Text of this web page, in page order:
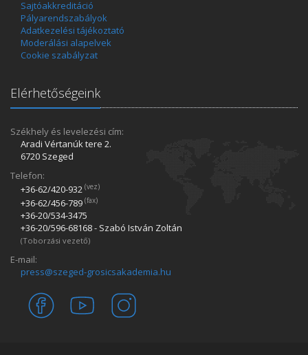
Sajtóakkreditáció
Pályarendszabályok
Adatkezelési tájékoztató
Moderálási alapelvek
Cookie szabályzat
Elérhetőségeink
Székhely és levelezési cím:
Aradi Vértanúk tere 2.
6720 Szeged
Telefon:
+36-62/420­-932 (vez)
+36-62/456­-789 (fax)
+36-20/534­-3475
+36-20/596­-68168 - Szabó István Zoltán
(Toborzási vezető)
E-mail:
press@szeged-grosicsakademia.hu